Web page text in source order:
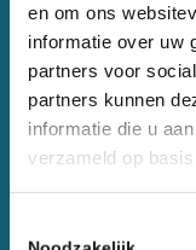
en om ons
informatie over uw
partners voor
partners kunnen
informatie die u
verzameld op